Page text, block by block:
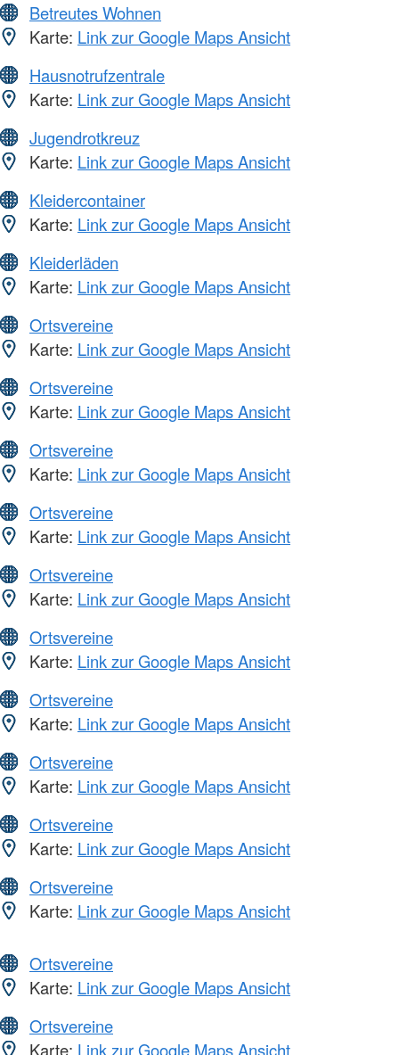
Betreutes Wohnen
Karte: Link zur Google Maps Ansicht
Hausnotrufzentrale
Karte: Link zur Google Maps Ansicht
Jugendrotkreuz
Karte: Link zur Google Maps Ansicht
Kleidercontainer
Karte: Link zur Google Maps Ansicht
Kleiderläden
Karte: Link zur Google Maps Ansicht
Ortsvereine
Karte: Link zur Google Maps Ansicht
Ortsvereine
Karte: Link zur Google Maps Ansicht
Ortsvereine
Karte: Link zur Google Maps Ansicht
Ortsvereine
Karte: Link zur Google Maps Ansicht
Ortsvereine
Karte: Link zur Google Maps Ansicht
Ortsvereine
Karte: Link zur Google Maps Ansicht
Ortsvereine
Karte: Link zur Google Maps Ansicht
Ortsvereine
Karte: Link zur Google Maps Ansicht
Ortsvereine
Karte: Link zur Google Maps Ansicht
Ortsvereine
Karte: Link zur Google Maps Ansicht
Ortsvereine
Karte: Link zur Google Maps Ansicht
Ortsvereine
Karte: Link zur Google Maps Ansicht